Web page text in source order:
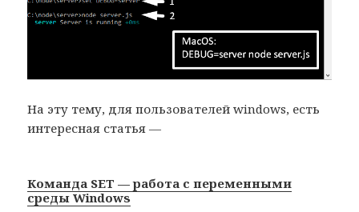
На эту тему, для пользователей windows, есть
интересная статья —
Команда SET — работа с переменными
среды Windows